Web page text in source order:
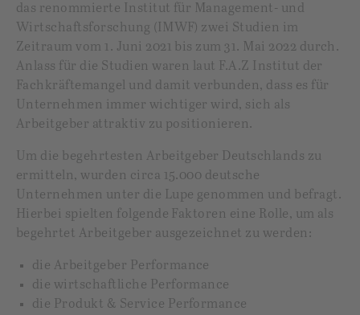
das renommierte Institut für Management- und
Wirtschaftsforschung (IMWF) zwei Studien im
Zeitraum vom 1. Juni 2021 bis zum 31. Mai 2022 durch.
Anlass für die Studien waren laut F.A.Z Institut der
Fachkräftemangel und damit verbunden, dass es für
Unternehmen immer wichtiger wird, sich als
Arbeitgeber attraktiv zu positionieren.
Um die begehrtesten Arbeitgeber Deutschlands zu
ermitteln, wurden circa 15.000 deutsche
Unternehmen unter die Lupe genommen und befragt.
Hierbei spielten folgende Faktoren eine Rolle, um als
begehrtet Arbeitgeber ausgezeichnet zu werden:
die Arbeitgeber Performance
die wirtschaftliche Performance
die Produkt & Service Performance